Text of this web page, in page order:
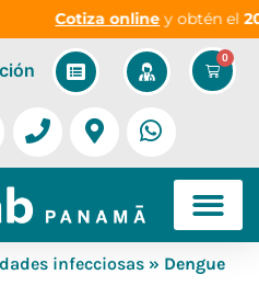
Cotiza onliney obtén el
0
infecciosas » Dengue